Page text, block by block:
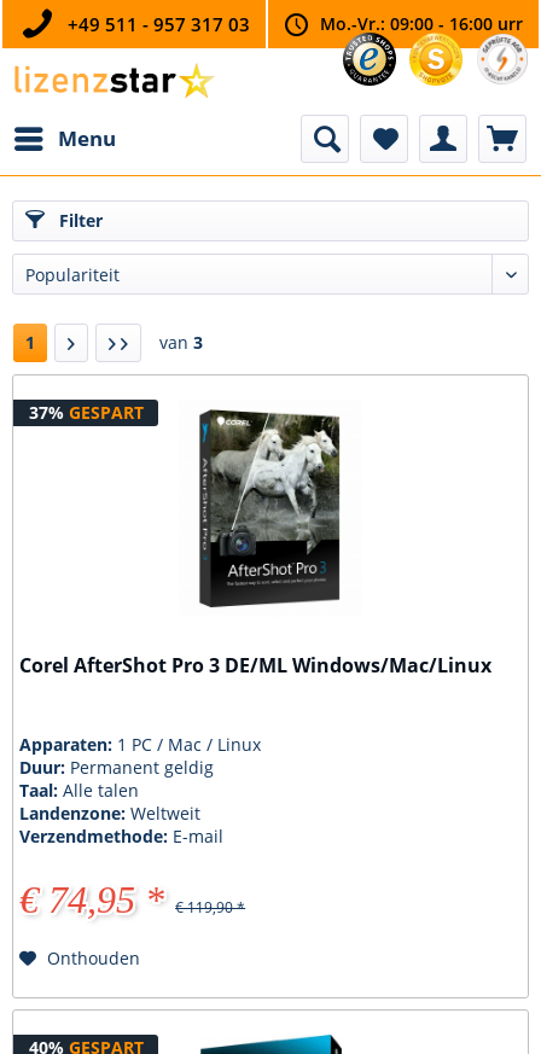
+49 511 - 957 317 03 Mo.-Vr.: 09:00 - 16:00 urr
Menu
Filter
1 van 3
37% GESPART
Corel AfterShot Pro 3 DE/ML Windows/Mac/Linux
Apparaten: 1 PC / Mac / Linux
Duur: Permanent geldig
Taal:Alle talen
Landenzone:Weltweit
Verzendmethode: E-mail
€ 74,95 * € 119,90 *
Onthouden
40% GESPART